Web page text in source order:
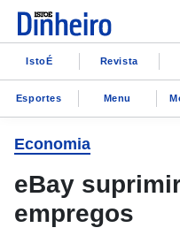
IstoÉ Revista
Esportes Menu
Economia
eBay
empregos